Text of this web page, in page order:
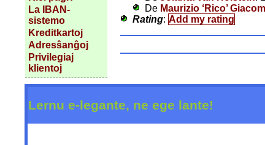
La IBAN-
sistemo
Kreditkartoj
Adresŝanĝoj
Privilegiaj
klientoj
De Maurizio ‘Rico’
Rating: Add my rating
Lernu e-legante, ne ege lante!